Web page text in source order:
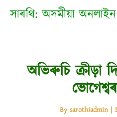
সাৰথি: অসমীয়া অনলাইন
অভিৰুচি
By sarothiadmin |